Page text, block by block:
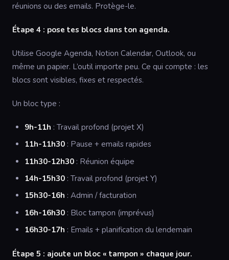
réunions ou des emails. Protège-le.
Étape 4 : pose tes blocs dans ton agenda.
Utilise Google Agenda, Notion Calendar, Outlook, ou
même un papier. L’outil importe peu. Ce qui compte : les
blocs sont visibles, fixes et respectés.
Un bloc type :
9h-11h : Travail profond (projet X)
11h-11h30 : Pause + emails rapides
11h30-12h30 : Réunion équipe
14h-15h30 : Travail profond (projet Y)
15h30-16h : Admin / facturation
16h-16h30 : Bloc tampon (imprévus)
16h30-17h : Emails + planification du lendemain
Étape 5 : ajoute un bloc « tampon » chaque jour.